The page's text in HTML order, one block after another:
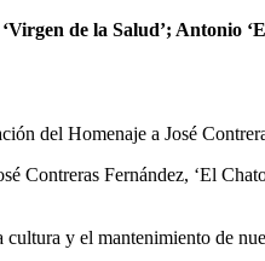
de la Salud’; Antonio
del Homenaje a José
Fernández, ‘El
y el mantenimiento de